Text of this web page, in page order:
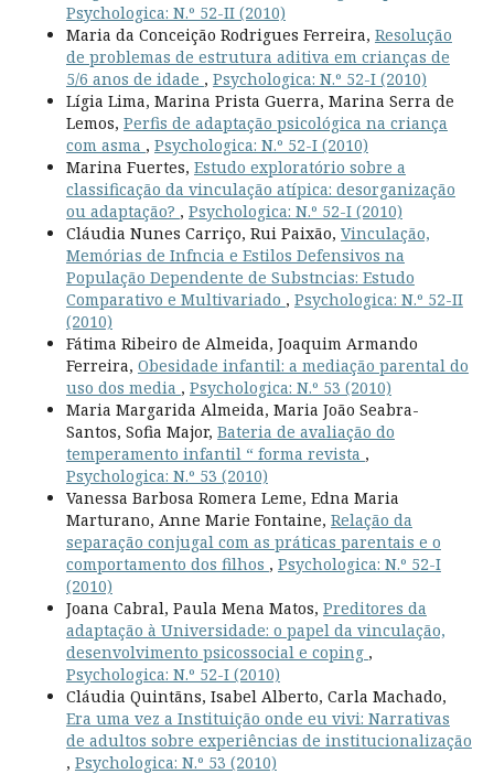
Psychologica: N.º 52-II (2010)
Maria da Conceição Rodrigues Ferreira, Resolução
de problemas de estrutura aditiva em crianças de
5/6 anos de idade , Psychologica: N.º 52-I (2010)
Lígia Lima, Marina Prista Guerra, Marina Serra de
Lemos, Perfis de adaptação psicológica na criança
com asma , Psychologica: N.º 52-I (2010)
Marina Fuertes, Estudo exploratório sobre a
classificação da vinculação atípica: desorganização
ou adaptação? , Psychologica: N.º 52-I (2010)
Cláudia Nunes Carriço, Rui Paixão, Vinculação,
Memórias de Infncia e Estilos Defensivos na
População Dependente de Substncias: Estudo
Comparativo e Multivariado , Psychologica: N.º 52-II
(2010)
Fátima Ribeiro de Almeida, Joaquim Armando
Ferreira, Obesidade infantil: a mediação parental do
uso dos media , Psychologica: N.º 53 (2010)
Maria Margarida Almeida, Maria João Seabra-
Santos, Sofia Major, Bateria de avaliação do
temperamento infantil “ forma revista ,
Psychologica: N.º 53 (2010)
Vanessa Barbosa Romera Leme, Edna Maria
Marturano, Anne Marie Fontaine, Relação da
separação conjugal com as práticas parentais e o
comportamento dos filhos , Psychologica: N.º 52-I
(2010)
Joana Cabral, Paula Mena Matos, Preditores da
adaptação à Universidade: o papel da vinculação,
desenvolvimento psicossocial e coping ,
Psychologica: N.º 52-I (2010)
Cláudia Quintãns, Isabel Alberto, Carla Machado,
Era uma vez a Instituição onde eu vivi: Narrativas
de adultos sobre experiências de institucionalização
, Psychologica: N.º 53 (2010)